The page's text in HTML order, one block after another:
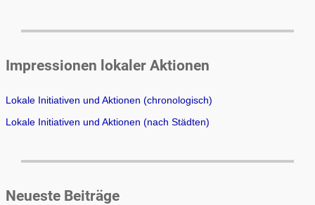
Impressionen lokaler Aktionen
Lokale Initiativen und Aktionen (chronologisch)
Lokale Initiativen und Aktionen (nach Städten)
Neueste Beiträge